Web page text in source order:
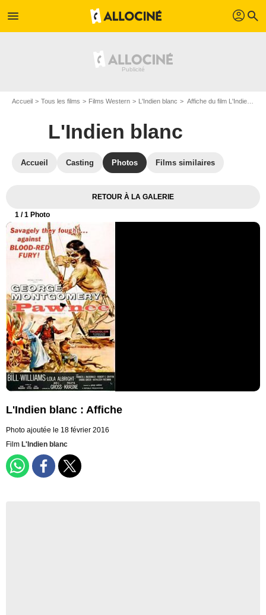
menu profil search
Accueil Tous les films Films Western L'Indien blanc Affiche du film L'Indien blanc - Photo 1
L'Indien blanc
Accueil Casting Photos Films similaires
RETOUR À LA GALERIE
1 / 1 Photo
L'Indien blanc : Affiche
Photo ajoutée le 18 février 2016
Film L'Indien blanc